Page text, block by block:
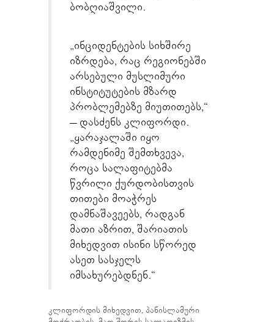
ბობღიაშვილი.
„ინციდენტების სიხშირე
იზრდება, რაც რეგიონებში
არსებული მუსლიმური
ინსტიტუტების მზარდ
პრობლემებზე მიუთითებს,“
– დასძენს კლიფორდი.
„ყარაჯალაში იყო
რამდენიმე შემთხვევა,
როცა სალაფიტებმა
წვრილი ქურდობისთვის
თითები მოაჭრეს
დამნაშავეებს, რადგან
მათი აზრით, შარიათის
მიხედვით ისინი სწორედ
ასეთ სასჯელს
იმსახურებდნენ.“
კლიფორდის მიხედვით, პანისლამური